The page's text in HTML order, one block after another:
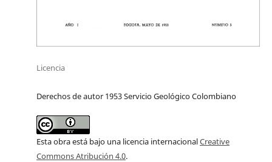
Licencia
Derechos de autor 1953 Servicio Geológico Colombiano
Esta obra está bajo una licencia internacionalCreative
Commons Atribución 4.0.